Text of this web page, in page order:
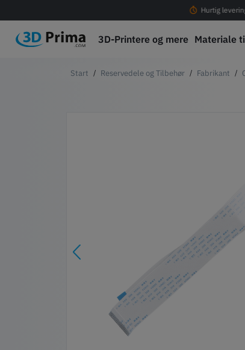
Hurtig
3D-Printere og mere Materiale
Reservedele og Tilbehør Fabrikant